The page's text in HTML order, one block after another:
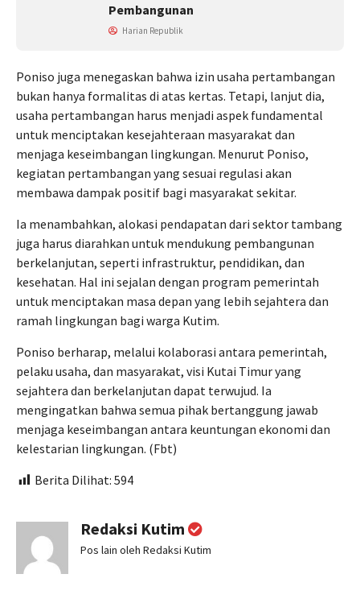
Pembangunan
Harian Republik
Poniso juga menegaskan bahwa izin usaha pertambangan
bukan hanya formalitas di atas kertas. Tetapi, lanjut dia,
usaha pertambangan harus menjadi aspek fundamental
untuk menciptakan kesejahteraan masyarakat dan
menjaga keseimbangan lingkungan. Menurut Poniso,
kegiatan pertambangan yang sesuai regulasi akan
membawa dampak positif bagi masyarakat sekitar.
Ia menambahkan, alokasi pendapatan dari sektor tambang
juga harus diarahkan untuk mendukung pembangunan
berkelanjutan, seperti infrastruktur, pendidikan, dan
kesehatan. Hal ini sejalan dengan program pemerintah
untuk menciptakan masa depan yang lebih sejahtera dan
ramah lingkungan bagi warga Kutim.
Poniso berharap, melalui kolaborasi antara pemerintah,
pelaku usaha, dan masyarakat, visi Kutai Timur yang
sejahtera dan berkelanjutan dapat terwujud. Ia
mengingatkan bahwa semua pihak bertanggung jawab
menjaga keseimbangan antara keuntungan ekonomi dan
kelestarian lingkungan. (Fbt)
Berita Dilihat: 594
Redaksi Kutim
Pos lain oleh Redaksi Kutim